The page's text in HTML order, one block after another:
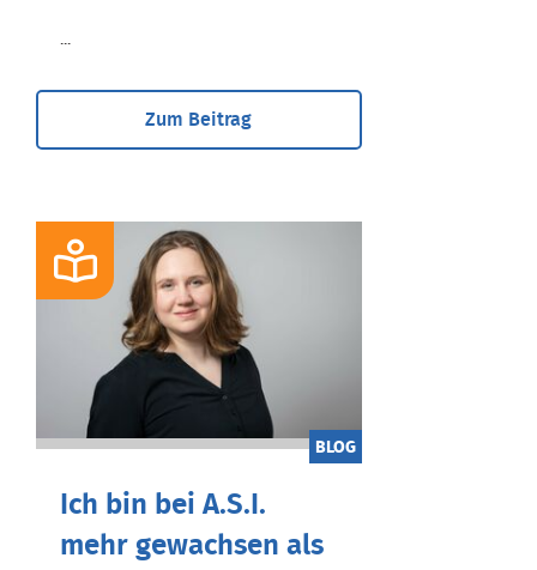
Zum Beitrag
BLOG
Ich bin bei A.S.I.
mehr gewachsen als